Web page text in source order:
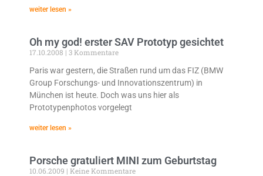
weiter lesen »
Oh my god! erster SAV Prototyp gesichtet
17.10.2008
3 Kommentare
Paris war gestern, die Straßen rund um das FIZ (BMW
Group Forschungs- und Innovationszentrum) in
München ist heute. Doch was uns hier als
Prototypenphotos vorgelegt
weiter lesen »
Porsche gratuliert MINI zum Geburtstag
10.06.2009
Keine Kommentare